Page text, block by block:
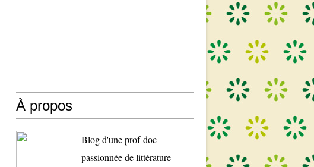
À propos
Blog d'une prof-doc
passionnée de littérature